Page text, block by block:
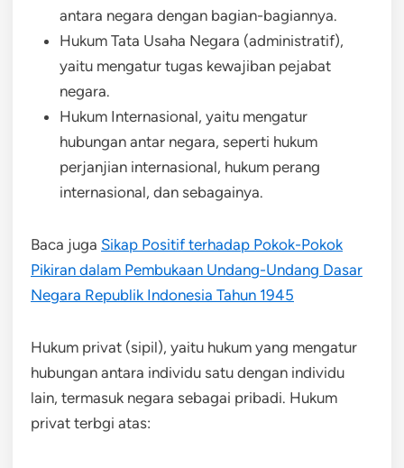
antara negara dengan bagian-bagiannya.
Hukum Tata Usaha Negara (administratif),
yaitu mengatur tugas kewajiban pejabat
negara.
Hukum Internasional, yaitu mengatur
hubungan antar negara, seperti hukum
perjanjian internasional, hukum perang
internasional, dan sebagainya.
Baca juga Sikap Positif terhadap Pokok-Pokok
Pikiran dalam Pembukaan Undang-Undang Dasar
Negara Republik Indonesia Tahun 1945
Hukum privat (sipil), yaitu hukum yang mengatur
hubungan antara individu satu dengan individu
lain, termasuk negara sebagai pribadi. Hukum
privat terbgi atas: